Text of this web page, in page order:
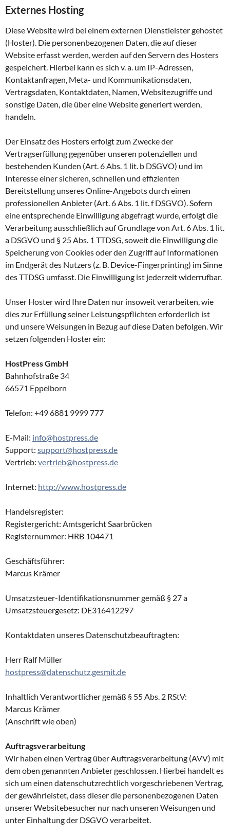
Externes Hosting
Diese Website wird bei einem externen Dienstleister gehostet
(Hoster). Die personenbezogenen Daten, die auf dieser
Website erfasst werden, werden auf den Servern des Hosters
gespeichert. Hierbei kann es sich v. a. um IP-Adressen,
Kontaktanfragen, Meta- und Kommunikationsdaten,
Vertragsdaten, Kontaktdaten, Namen, Websitezugriffe und
sonstige Daten, die über eine Website generiert werden,
handeln.
Der Einsatz des Hosters erfolgt zum Zwecke der
Vertragserfüllung gegenüber unseren potenziellen und
bestehenden Kunden (Art. 6 Abs. 1 lit. b DSGVO) und im
Interesse einer sicheren, schnellen und effizienten
Bereitstellung unseres Online-Angebots durch einen
professionellen Anbieter (Art. 6 Abs. 1 lit. f DSGVO). Sofern
eine entsprechende Einwilligung abgefragt wurde, erfolgt die
Verarbeitung ausschließlich auf Grundlage von Art. 6 Abs. 1 lit.
a DSGVO und § 25 Abs. 1 TTDSG, soweit die Einwilligung die
Speicherung von Cookies oder den Zugriff auf Informationen
im Endgerät des Nutzers (z. B. Device-Fingerprinting) im Sinne
des TTDSG umfasst. Die Einwilligung ist jederzeit widerrufbar.
Unser Hoster wird Ihre Daten nur insoweit verarbeiten, wie
dies zur Erfüllung seiner Leistungspflichten erforderlich ist
und unsere Weisungen in Bezug auf diese Daten befolgen. Wir
setzen folgenden Hoster ein:
HostPress GmbH
Bahnhofstraße 34
66571 Eppelborn
Telefon: +49 6881 9999 777
E-Mail: info@hostpress.de
Support: support@hostpress.de
Vertrieb: vertrieb@hostpress.de
Internet: http://www.hostpress.de
Handelsregister:
Registergericht: Amtsgericht Saarbrücken
Registernummer: HRB 104471
Geschäftsführer:
Marcus Krämer
Umsatzsteuer-Identifikationsnummer gemäß § 27 a
Umsatzsteuergesetz: DE316412297
Kontaktdaten unseres Datenschutzbeauftragten:
Herr Ralf Müller
hostpress@datenschutz.gesmit.de
Inhaltlich Verantwortlicher gemäß § 55 Abs. 2 RStV:
Marcus Krämer
(Anschrift wie oben)
Auftragsverarbeitung
Wir haben einen Vertrag über Auftragsverarbeitung (AVV) mit
dem oben genannten Anbieter geschlossen. Hierbei handelt es
sich um einen datenschutzrechtlich vorgeschriebenen Vertrag,
der gewährleistet, dass dieser die personenbezogenen Daten
unserer Websitebesucher nur nach unseren Weisungen und
unter Einhaltung der DSGVO verarbeitet.